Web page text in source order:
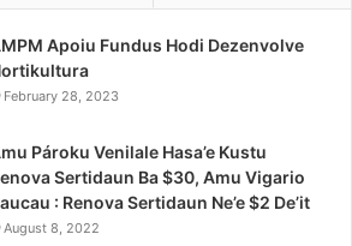
Apoiu Fundus Hodi Dezenvolve
February 28, 2023
Pároku Venilale Hasa’e Kustu
Sertidaun Ba $30, Amu Vigario
: Renova Sertidaun Ne’e $2 De’it
August 8, 2022